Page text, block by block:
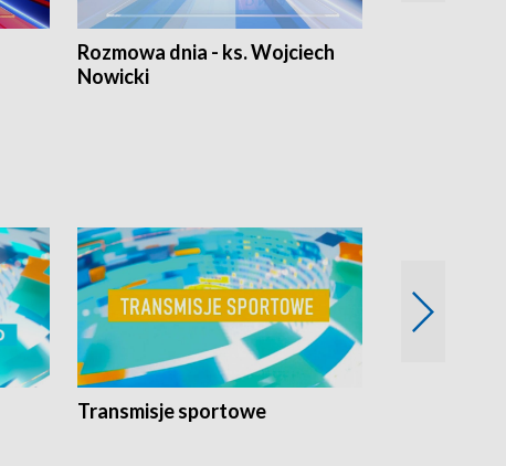
Rozmowa dnia - ks. Wojciech
Nowicki
Transmisje sportowe